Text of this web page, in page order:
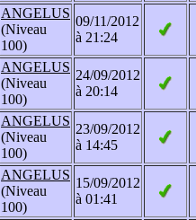
ANGELUS
(Niveau
100)
09/11/2012
à 21:24
ANGELUS
(Niveau
100)
24/09/2012
à 20:14
ANGELUS
(Niveau
100)
23/09/2012
à 14:45
ANGELUS
(Niveau
100)
15/09/2012
à 01:41